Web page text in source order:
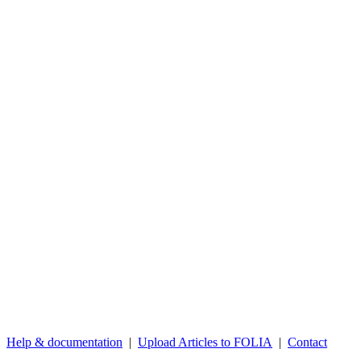
Help & documentation | Upload Articles to FOLIA | Contact